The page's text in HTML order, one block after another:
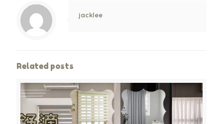
Warning
/www/wwwroot/jpshop.hk/wp-content/themes/betheme/includes/content-single.php
on line
286
jacklee
Related posts